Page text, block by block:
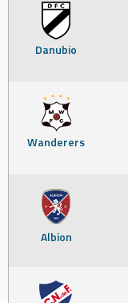
Danubio
Wanderers
Albion